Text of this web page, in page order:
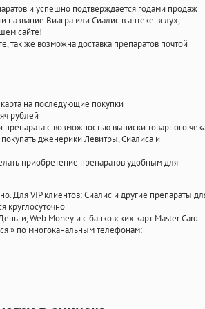
и успешно подтверждается годами продаж
Виагра или Сиалис в аптеке вслух,
сайте!
так же возможна доставка препаратов почтой
на последующие покупки
рублей
с возможностью выписки товарного
дженерики Левитры, Сиалиса и
приобретение препаратов удобным для
Для VIP клиентов: Сиалис и другие препараты
круглосуточно
Web Money и с банковских карт Master Card
» по многоканальным телефонам: